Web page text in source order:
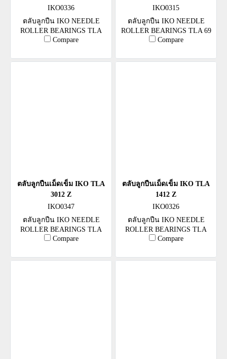
IKO0336
ตลับลูกปืน IKO NEEDLE
ROLLER BEARINGS TLA
2012 Z
Compare
IKO0315
ตลับลูกปืน IKO NEEDLE
ROLLER BEARINGS TLA 69
Z
Compare
ตลับลูกปืนเม็ดเข็ม IKO TLA
3012 Z
IKO0347
ตลับลูกปืน IKO NEEDLE
ROLLER BEARINGS TLA
3012 Z
Compare
ตลับลูกปืนเม็ดเข็ม IKO TLA
1412 Z
IKO0326
ตลับลูกปืน IKO NEEDLE
ROLLER BEARINGS TLA
1412 Z
Compare